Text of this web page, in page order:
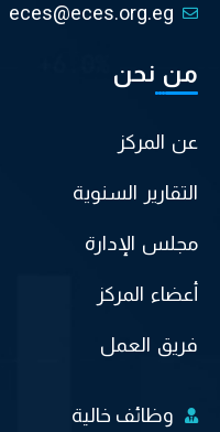
eces@eces.org.eg
من نحن
عن المركز
التقارير السنوية
مجلس الإدارة
أعضاء المركز
فريق العمل
وظائف خالية